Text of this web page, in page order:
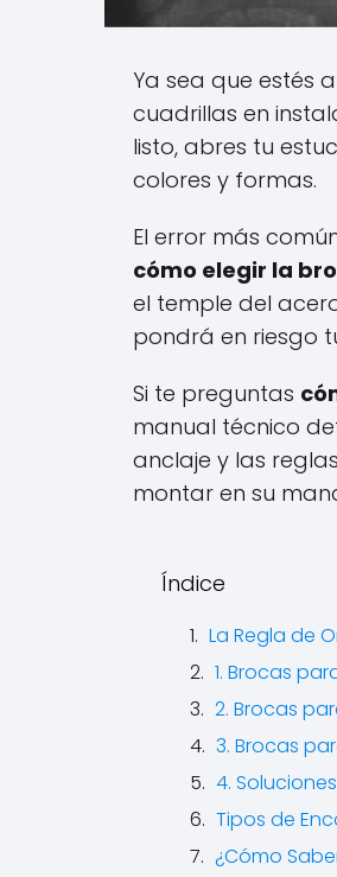
Ya sea que estés
cuadrillas en
listo, abres tu
colores y formas.
El error más
cómo elegir la
el temple del
pondrá en riesgo
Si te preguntas
manual técnico
anclaje y las
montar en su
Índice
La Regla de
1. Brocas
2. Brocas
3. Brocas
4.
Tipos de
¿Cómo